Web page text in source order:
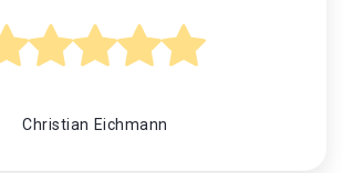
Christian Eichmann